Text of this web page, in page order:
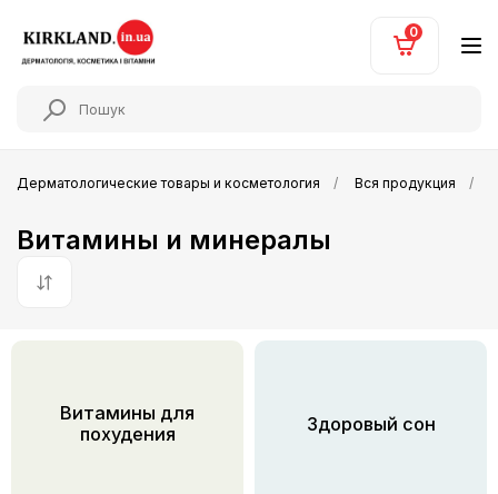
0
Дерматологические товары и косметология Вся продукция
Витамины и минералы
По умолчанию
Витамины для
похудения
Здоровый сон